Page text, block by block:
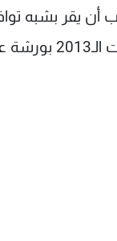
أن يقر بشبه
ثابت".